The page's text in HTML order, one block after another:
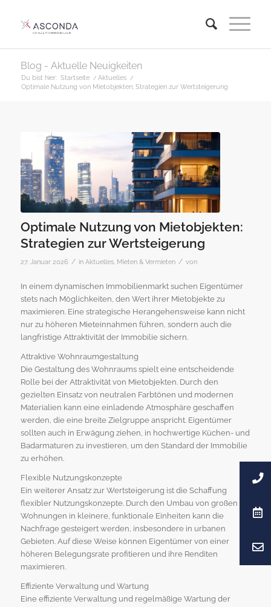
Blog - Aktuelle Neuigkeiten
Du bist hier: Startseite / Aktuelles /
Optimale Nutzung von Mietobjekten: Strategien zur Wertsteigerung
Optimale Nutzung von Mietobjekten:
Strategien zur Wertsteigerung
27. Januar 2026 / in Aktuelles, Mieten & Vermieten / von
In einem dynamischen Immobilienmarkt suchen Eigentümer
stets nach Möglichkeiten, den Wert ihrer Mietobjekte zu
maximieren. Eine strategische Herangehensweise kann nicht
nur zu höheren Mieteinnahmen führen, sondern auch die
langfristige Attraktivität der Immobilie sichern.
Attraktive Wohnraumgestaltung
Die Gestaltung des Wohnraums spielt eine entscheidende
Rolle bei der Attraktivität von Mietobjekten. Durch den
gezielten Einsatz von neutralen Farbtönen und modernen
Materialien kann eine einladende Atmosphäre geschaffen
werden, die eine breite Zielgruppe anspricht. Eigentümer
sollten auch in Erwägung ziehen, in hochwertige Küchen- und
Badarmaturen zu investieren, um den Standard der Immobilie
zu erhöhen.
Flexible Nutzungskonzepte
Ein weiterer Ansatz zur Wertsteigerung ist die Schaffung
flexibler Nutzungskonzepte. Durch den Umbau von großen
Wohnungen in kleinere, funktionale Einheiten kann die
Nachfrage gesteigert werden, insbesondere in urbanen
Gebieten. Auf diese Weise können Eigentümer von einer
höheren Belegungsrate profitieren und ihre Renditen
maximieren.
Effiziente Verwaltung und Wartung
Eine effiziente Verwaltung und regelmäßige Wartung der